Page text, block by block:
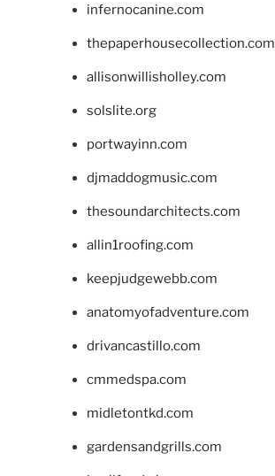
infernocanine.com
thepaperhousecollection.com
allisonwillisholley.com
solslite.org
portwayinn.com
djmaddogmusic.com
thesoundarchitects.com
allin1roofing.com
keepjudgewebb.com
anatomyofadventure.com
drivancastillo.com
cmmedspa.com
midletontkd.com
gardensandgrills.com